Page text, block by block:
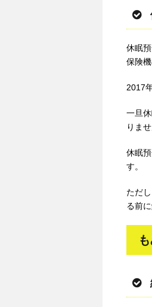
休眠
保険
2017
一旦
りませ
休眠
す。
ただ
る前